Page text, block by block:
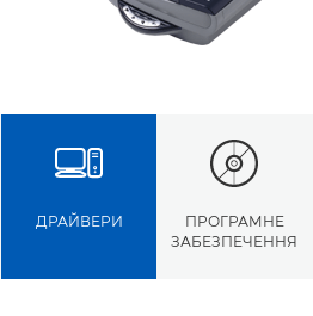
ДРАЙВЕРИ
ПРОГРАМНЕ
ЗАБЕЗПЕЧЕННЯ